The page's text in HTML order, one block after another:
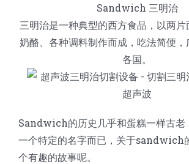
蛋糕切割机
圆蛋糕切割机
蛋糕切片机
奶酪切片
块状奶酪切片
披萨切割机
面团
超声波设备
公司新闻
人才招聘
联系我们
Sandwich 三明治
三明治是一种典型的西方食品，以两
奶酪、各种调料制作而成，吃法简便
各国。
Sandwich的历史几乎和蛋糕一样古老
一个特定的名字而已，关于sandwich
个有趣的故事呢。